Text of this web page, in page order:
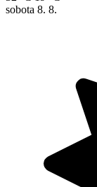
sobota 8. 8.